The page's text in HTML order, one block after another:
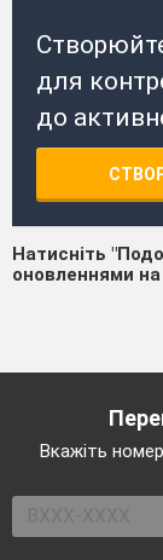
для
до
Натисніть
оновленнями
Вкажіть